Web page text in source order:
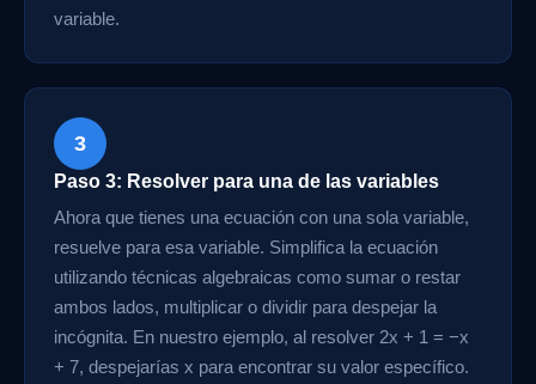
variable.
3
Paso 3: Resolver para una de las variables
Ahora que tienes una ecuación con una sola variable,
resuelve para esa variable. Simplifica la ecuación
utilizando técnicas algebraicas como sumar o restar
ambos lados, multiplicar o dividir para despejar la
incógnita. En nuestro ejemplo, al resolver 2x + 1 = −x
+ 7, despejarías x para encontrar su valor específico.